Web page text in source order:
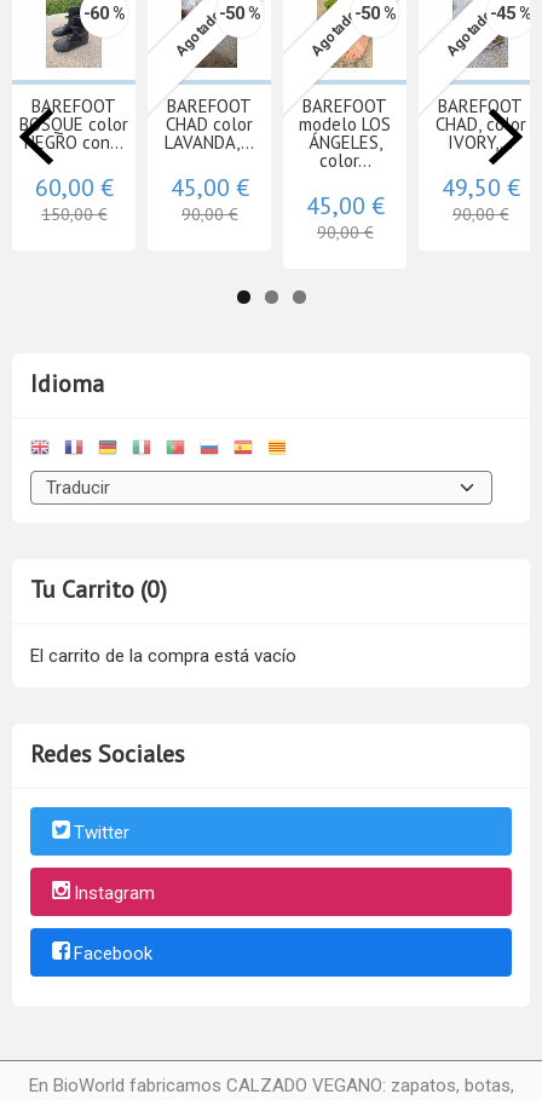
Idioma
Tu Carrito (0)
El carrito de la compra está vacío
Redes Sociales
Twitter
Instagram
Facebook
-60 %
BAREFOOT
BOSQUE color
NEGRO con...
60,00 €
150,00 €
Agotado-50 %
BAREFOOT
CHAD color
LAVANDA,...
45,00 €
90,00 €
Agotado-50 %
BAREFOOT
modelo LOS
ÁNGELES,
color...
45,00 €
90,00 €
Agotado-45 %
BAREFOOT
CHAD, color
IVORY,...
49,50 €
90,00 €
En BioWorld fabricamos CALZADO VEGANO: zapatos, botas,